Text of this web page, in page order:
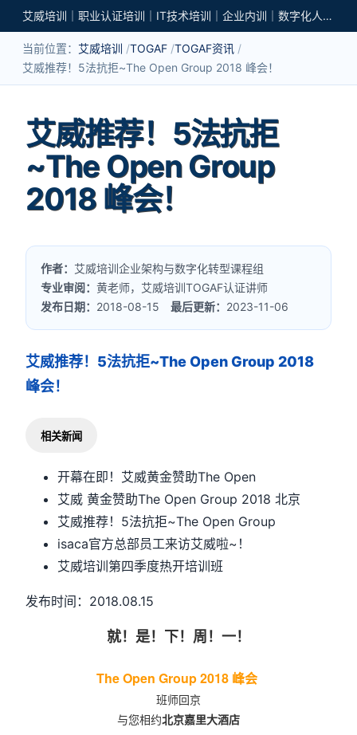
艾威培训｜职业认证培训｜IT技术培训｜企业内训｜数字化人才培养
当前位置： 艾威培训 TOGAF TOGAF资讯
艾威推荐！5法抗拒~The Open Group 2018 峰会！
艾威推荐！5法抗拒
~The Open Group
2018 峰会！
作者： 艾威培训企业架构与数字化转型课程组
专业审阅：黄老师，艾威培训TOGAF认证讲师
发布日期： 2018-08-15最后更新： 2023-11-06
艾威推荐！5法抗拒~The Open Group 2018
峰会！
相关新闻
开幕在即！艾威黄金赞助The Open
艾威 黄金赞助The Open Group 2018 北京
艾威推荐！5法抗拒~The Open Group
isaca官方总部员工来访艾威啦~！
艾威培训第四季度热开培训班
发布时间：2018.08.15
就！是！下！周！一！
The Open Group 2018 峰会
班师回京
与您相约北京嘉里大酒店